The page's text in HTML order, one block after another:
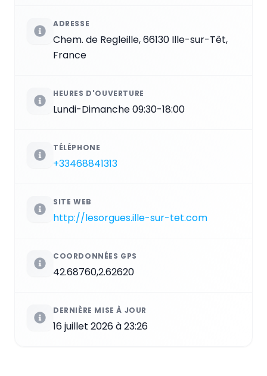
ADRESSE
Chem. de Regleille, 66130 Ille-sur-Têt,
France
HEURES D'OUVERTURE
Lundi-Dimanche 09:30-18:00
TÉLÉPHONE
+33468841313
SITE WEB
http://lesorgues.ille-sur-tet.com
COORDONNÉES GPS
42.68760,2.62620
DERNIÈRE MISE À JOUR
16 juillet 2026 à 23:26